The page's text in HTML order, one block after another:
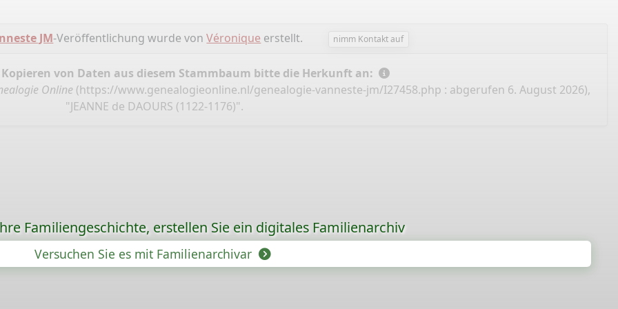
JM-Veröffentlichung wurde vonVéronique erstellt. nimm Kontakt auf
Kopieren von Daten aus diesem Stammbaum bitte die Herkunft an:
Online (https://www.genealogieonline.nl/genealogie-vanneste-jm/I27458.php : abgerufen 6. August 2026),
"JEANNE de DAOURS (1122-1176)".
Familiengeschichte, erstellen Sie ein digitales Familienarchiv
Versuchen Sie es mit Familienarchivar